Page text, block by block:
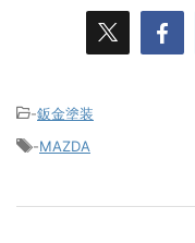
-鈑金塗装
-MAZDA